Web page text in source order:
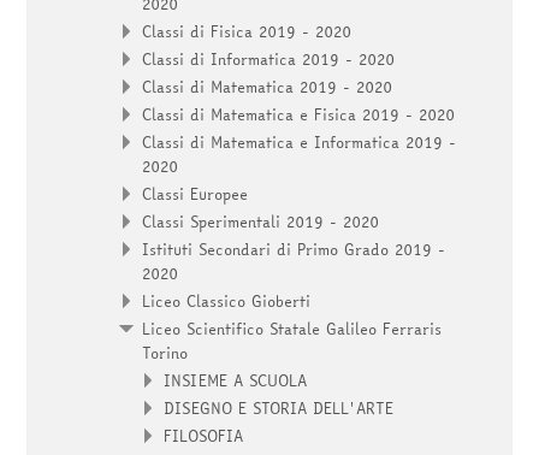
Classi di Fisica 2019 - 2020
Classi di Informatica 2019 - 2020
Classi di Matematica 2019 - 2020
Classi di Matematica e Fisica 2019 - 2020
Classi di Matematica e Informatica 2019 -
2020
Classi Europee
Classi Sperimentali 2019 - 2020
Istituti Secondari di Primo Grado 2019 -
2020
Liceo Classico Gioberti
Liceo Scientifico Statale Galileo Ferraris
Torino
INSIEME A SCUOLA
DISEGNO E STORIA DELL'ARTE
FILOSOFIA